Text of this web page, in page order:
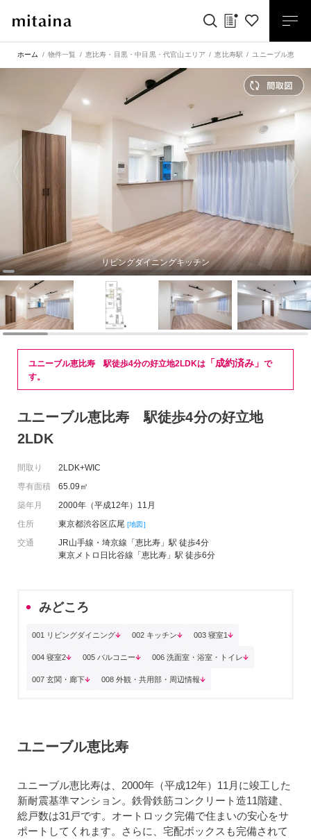
ホーム 物件一覧 恵比寿・目黒・中目黒・代官山エリア 恵比寿駅 ユニーブル恵比
リビングダイニングキッチン
ユニーブル恵比寿 駅徒歩4分の好立地2LDKは 「成約済み」 で
す。
ユニーブル恵比寿 駅徒歩4分の好立地
2LDK
間取り
2LDK+WIC
専有面積
65.09㎡
築年月
2000年（平成12年）11月
住所
東京都渋谷区広尾 [地図]
交通
JR山手線・埼京線「恵比寿」駅 徒歩4分
東京メトロ日比谷線「恵比寿」駅 徒歩6分
みどころ
001 リビングダイニング 002 キッチン 003 寝室1
004 寝室2 005 バルコニー 006 洗面室・浴室・トイレ
007 玄関・廊下 008 外観・共用部・周辺情報
ユニーブル恵比寿
ユニーブル恵比寿は、2000年（平成12年）11月に竣工した
新耐震基準マンション。鉄骨鉄筋コンクリート造11階建、
総戸数は31戸です。オートロック完備で住まいの安心をサ
ポートしてくれます。さらに、宅配ボックスも完備されて